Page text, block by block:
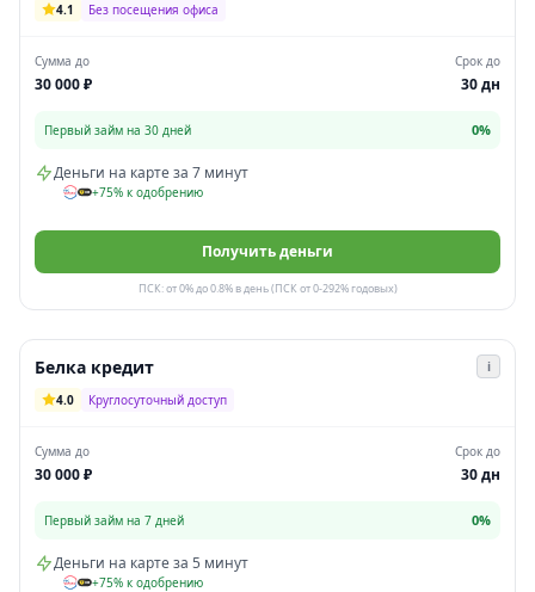
4.1
Без посещения офиса
Сумма до
30 000 ₽
Срок до
30 дн
Первый займ на 30 дней 0%
Деньги на карте за 7 минут
+75% к одобрению
Получить деньги
ПСК: от 0% до 0.8% в день (ПСК от 0-292% годовых)
Белка кредит
i
4.0
Круглосуточный доступ
Сумма до
30 000 ₽
Срок до
30 дн
Первый займ на 7 дней 0%
Деньги на карте за 5 минут
+75% к одобрению